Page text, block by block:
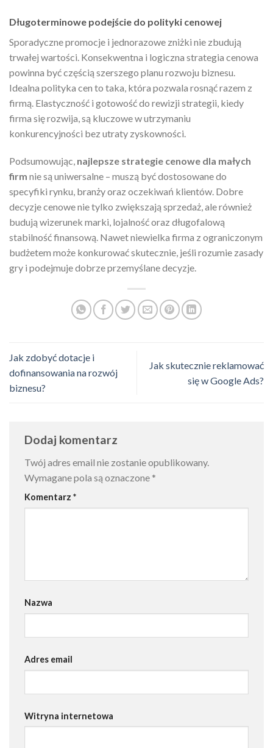
Długoterminowe podejście do polityki cenowej
Sporadyczne promocje i jednorazowe zniżki nie zbudują
trwałej wartości. Konsekwentna i logiczna strategia cenowa
powinna być częścią szerszego planu rozwoju biznesu.
Idealna polityka cen to taka, która pozwala rosnąć razem z
firmą. Elastyczność i gotowość do rewizji strategii, kiedy
firma się rozwija, są kluczowe w utrzymaniu
konkurencyjności bez utraty zyskowności.
Podsumowując, najlepsze strategie cenowe dla małych
firm nie są uniwersalne – muszą być dostosowane do
specyfiki rynku, branży oraz oczekiwań klientów. Dobre
decyzje cenowe nie tylko zwiększają sprzedaż, ale również
budują wizerunek marki, lojalność oraz długofalową
stabilność finansową. Nawet niewielka firma z ograniczonym
budżetem może konkurować skutecznie, jeśli rozumie zasady
gry i podejmuje dobrze przemyślane decyzje.
Jak zdobyć dotacje i
dofinansowania na rozwój
biznesu?
Jak skutecznie reklamować
się w Google Ads?
Dodaj komentarz
Twój adres email nie zostanie opublikowany.
Wymagane pola są oznaczone *
Komentarz *
Nazwa
Adres email
Witryna internetowa